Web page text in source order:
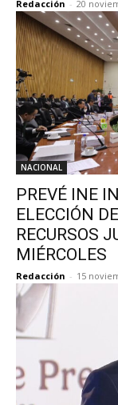
Redacción - 20
NACIONAL
PREVÉ INE
ELECCIÓN
RECURSOS
MIÉRCOLES
Redacción - 15